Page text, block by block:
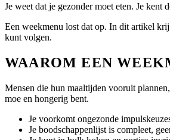
Je weet dat je gezonder moet eten. Je
Een weekmenu lost dat op. In dit artikel
kunt volgen.
WAAROM EEN
Mensen die hun maaltijden vooruit
moe en hongerig bent.
Je voorkomt ongezonde
Je boodschappenlijst is compleet,